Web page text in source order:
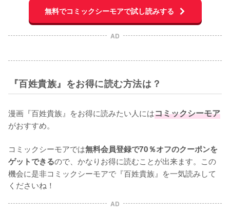
無料でコミックシーモアで試し読みする
AD
『百姓貴族』をお得に読む方法は？
漫画『百姓貴族』をお得に読みたい人にはコミックシーモア
がおすすめ。
コミックシーモアでは無料会員登録で70％オフのクーポンを
ゲットできるので、かなりお得に読むことが出来ます。この
機会に是非コミックシーモアで『百姓貴族』を一気読みして
くださいね！
AD